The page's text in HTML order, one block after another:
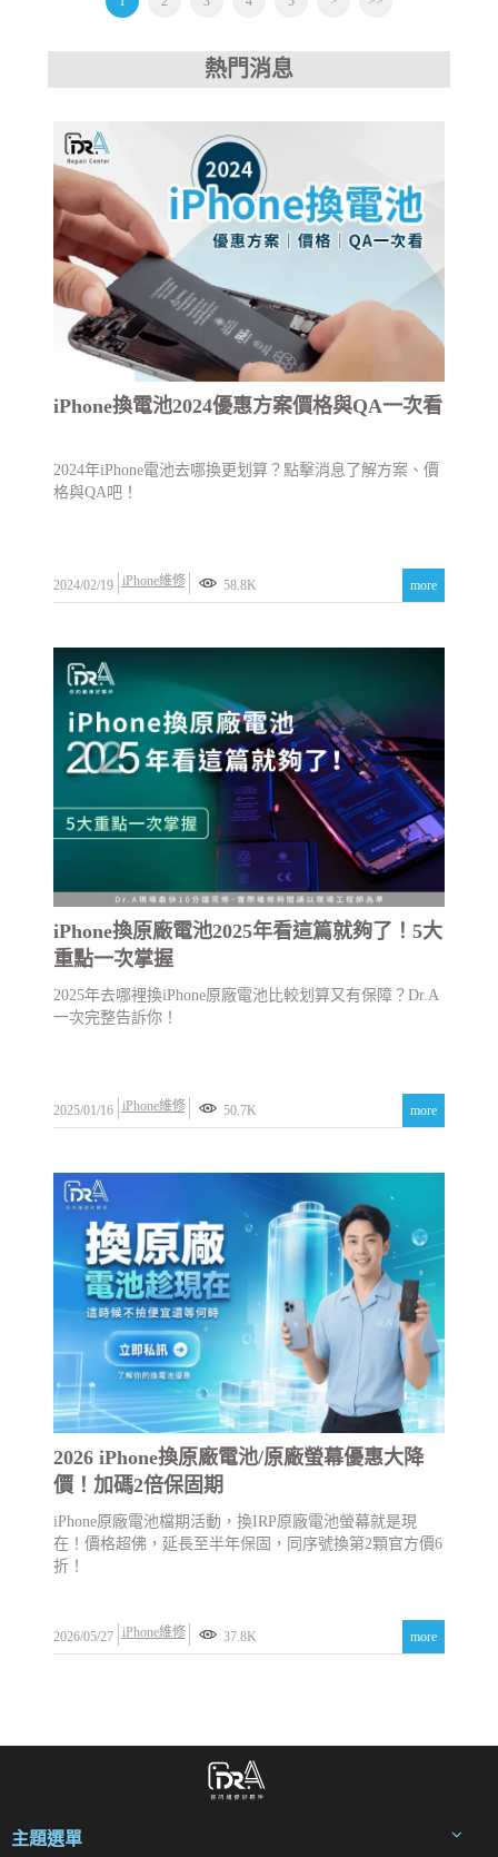
熱門消息
iPhone換電池2024優惠方案價格與QA一次看
2024年iPhone電池去哪換更划算？點擊消息了解方案、價
格與QA吧！
2024/02/19 iPhone維修 58.8K more
iPhone換原廠電池2025年看這篇就夠了！5大
重點一次掌握
2025年去哪裡換iPhone原廠電池比較划算又有保障？Dr.A
一次完整告訴你！
2025/01/16 iPhone維修 50.7K more
2026 iPhone換原廠電池/原廠螢幕優惠大降
價！加碼2倍保固期
iPhone原廠電池檔期活動，換IRP原廠電池螢幕就是現
在！價格超佛，延長至半年保固，同序號換第2顆官方價6
折！
2026/05/27 iPhone維修 37.8K more
主題選單